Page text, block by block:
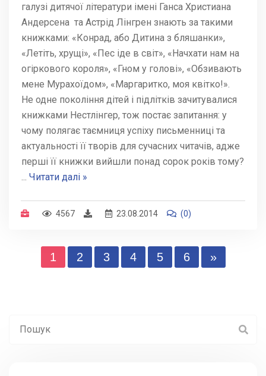
галузі дитячої літератури імені Ганса Христиана
Андерсена та Астрід Лінгрен знають за такими
книжками: «Конрад, або Дитина з бляшанки»,
«Летіть, хрущі», «Пес іде в світ», «Начхати нам на
огіркового короля», «Гном у голові», «Обзивають
мене Мурахоїдом», «Маргаритко, моя квітко!».
Не одне покоління дітей і підлітків зачитувалися
книжками Нестлінгер, тож постає запитання: у
чому полягає таємниця успіху письменниці та
актуальності її творів для сучасних читачів, адже
перші її книжки вийшли понад сорок років тому?
Читати далі »
4567 23.08.2014 (0)
1 2 3 4 5 6 »